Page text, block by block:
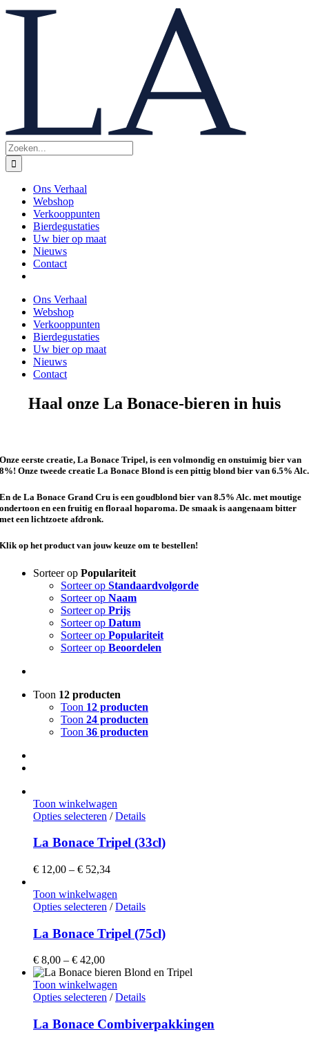
Skip
Zoeken
naar:
Ons Verhaal
Webshop
Verkooppunten
Bierdegustaties
Uw bier op maat
Nieuws
Contact
Ons Verhaal
Webshop
Verkooppunten
Bierdegustaties
Uw bier op maat
Nieuws
Contact
Haal onze La Bonace-bieren in huis
Onze eerste creatie, La Bonace Tripel, is een volmondig en onstuimig bier van
8%! Onze tweede creatie La Bonace Blond is een pittig blond bier van 6.5% Alc.
En de La Bonace Grand Cru is een goudblond bier van 8.5% Alc. met moutige
ondertoon en een fruitig en floraal hoparoma. De smaak is aangenaam bitter
met een lichtzoete afdronk.
Klik op het product van jouw keuze om te bestellen!
Sorteer op Populariteit
Sorteer op Standaardvolgorde
Sorteer op Naam
Sorteer op Prijs
Sorteer op Datum
Sorteer op Populariteit
Sorteer op Beoordelen
Toon 12 producten
Toon 12 producten
Toon 24 producten
Toon 36 producten
Toon winkelwagen
Opties selecteren Dit
heeft
meerdere
variaties.
optie
kan
gekozen
worden
op
/ Details
La Bonace Tripel (33cl)
€ 12,00 – € 52,34Prijsklasse:
tot
€ 52,34
Toon winkelwagen
Opties selecteren Dit
heeft
meerdere
Deze
optie
kan
gekozen
worden
op
/ Details
La Bonace Tripel (75cl)
€ 8,00 – € 42,00Prijsklasse:
€ 8,00
tot
€ 42,00
Toon winkelwagen
Opties selecteren Dit
heeft
meerdere
/ Details
La Bonace Combiverpakkingen